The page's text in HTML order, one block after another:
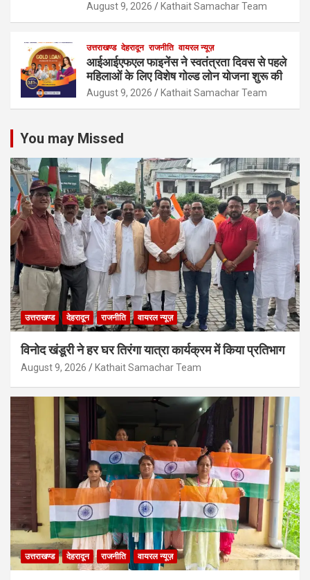
August 9, 2026 Kathait Samachar Team
उत्तराखण्ड देहरादून राजनीति वायरल न्यूज़
आईआईएफएल फाइनेंस ने स्वतंत्रता दिवस से पहले
महिलाओं के लिए विशेष गोल्ड लोन योजना शुरू की
August 9, 2026 Kathait Samachar Team
You may Missed
उत्तराखण्ड देहरादून राजनीति वायरल न्यूज़
विनोद खंडूरी ने हर घर तिरंगा यात्रा कार्यक्रम में किया प्रतिभाग
August 9, 2026 Kathait Samachar Team
उत्तराखण्ड देहरादून राजनीति वायरल न्यूज़